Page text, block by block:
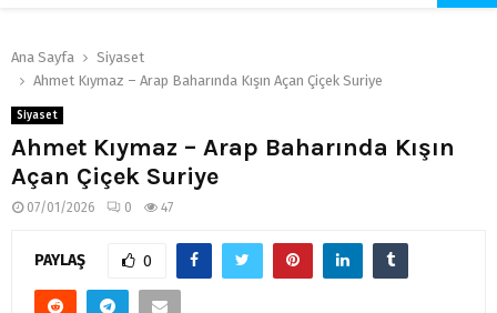
Ana Sayfa
Siyaset
Ahmet Kıymaz – Arap Baharında Kışın Açan Çiçek Suriye
Siyaset
Ahmet Kıymaz – Arap Baharında Kışın
Açan Çiçek Suriye
07/01/2026 0 47
PAYLAŞ 0